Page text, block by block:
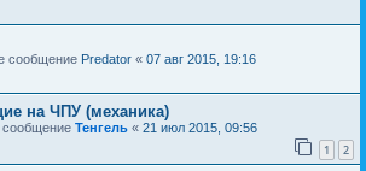
сообщение Predator « 07 авг 2015, 19:16
на ЧПУ (механика)
сообщение Тенгель « 21 июл 2015, 09:56
1 2